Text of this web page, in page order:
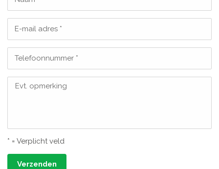
E-mail adres *
Telefoonnummer *
Evt. opmerking
* = Verplicht veld
Verzenden